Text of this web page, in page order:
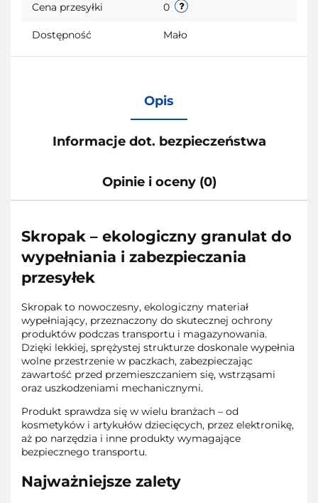
Cena przesyłki 0
Dostępność Mało
Opis
Informacje dot. bezpieczeństwa
Opinie i oceny (0)
Skropak – ekologiczny granulat do
wypełniania i zabezpieczania
przesyłek
Skropak to nowoczesny, ekologiczny materiał
wypełniający, przeznaczony do skutecznej ochrony
produktów podczas transportu i magazynowania.
Dzięki lekkiej, sprężystej strukturze doskonale wypełnia
wolne przestrzenie w paczkach, zabezpieczając
zawartość przed przemieszczaniem się, wstrząsami
oraz uszkodzeniami mechanicznymi.
Produkt sprawdza się w wielu branżach – od
kosmetyków i artykułów dziecięcych, przez elektronikę,
aż po narzędzia i inne produkty wymagające
bezpiecznego transportu.
Najważniejsze zalety